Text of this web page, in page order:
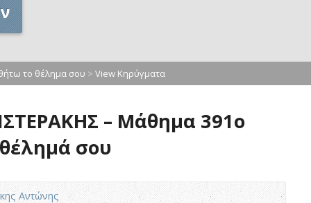
το θέλημα σου > View Κηρύγματα
– Μάθημα 391ο
σου
Αντώνης